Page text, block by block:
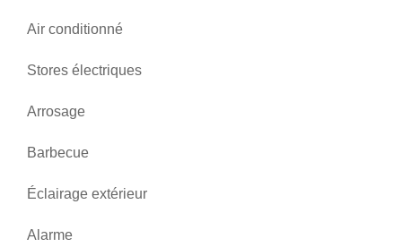
Air conditionné
Stores électriques
Arrosage
Barbecue
Éclairage extérieur
Alarme